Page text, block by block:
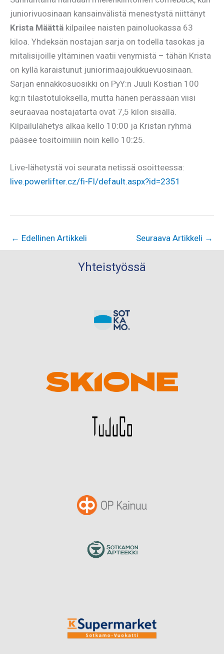
juniorivuosinaan kansainvälistä menestystä niittänyt
Krista Määttä kilpailee naisten painoluokassa 63
kiloa. Yhdeksän nostajan sarja on todella tasokas ja
mitalisijoille yltäminen vaatii venymistä – tähän Krista
on kyllä karaistunut juniorimaajoukkuevuosinaan.
Sarjan ennakkosuosikki on PyY:n Juuli Kostian 100
kg:n tilastotuloksella, mutta hänen perässään viisi
seuraavaa nostajatarta ovat 7,5 kilon sisällä.
Kilpailulähetys alkaa kello 10:00 ja Kristan ryhmä
pääsee tositoimiiin noin kello 10:25.
Live-lähetystä voi seurata netissä osoitteessa:
live.powerlifter.cz/fi-FI/default.aspx?id=2351
← Edellinen Artikkeli Seuraava Artikkeli →
Yhteistyössä